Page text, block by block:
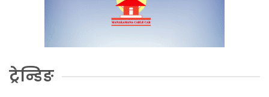
ट्रेन्डिङ